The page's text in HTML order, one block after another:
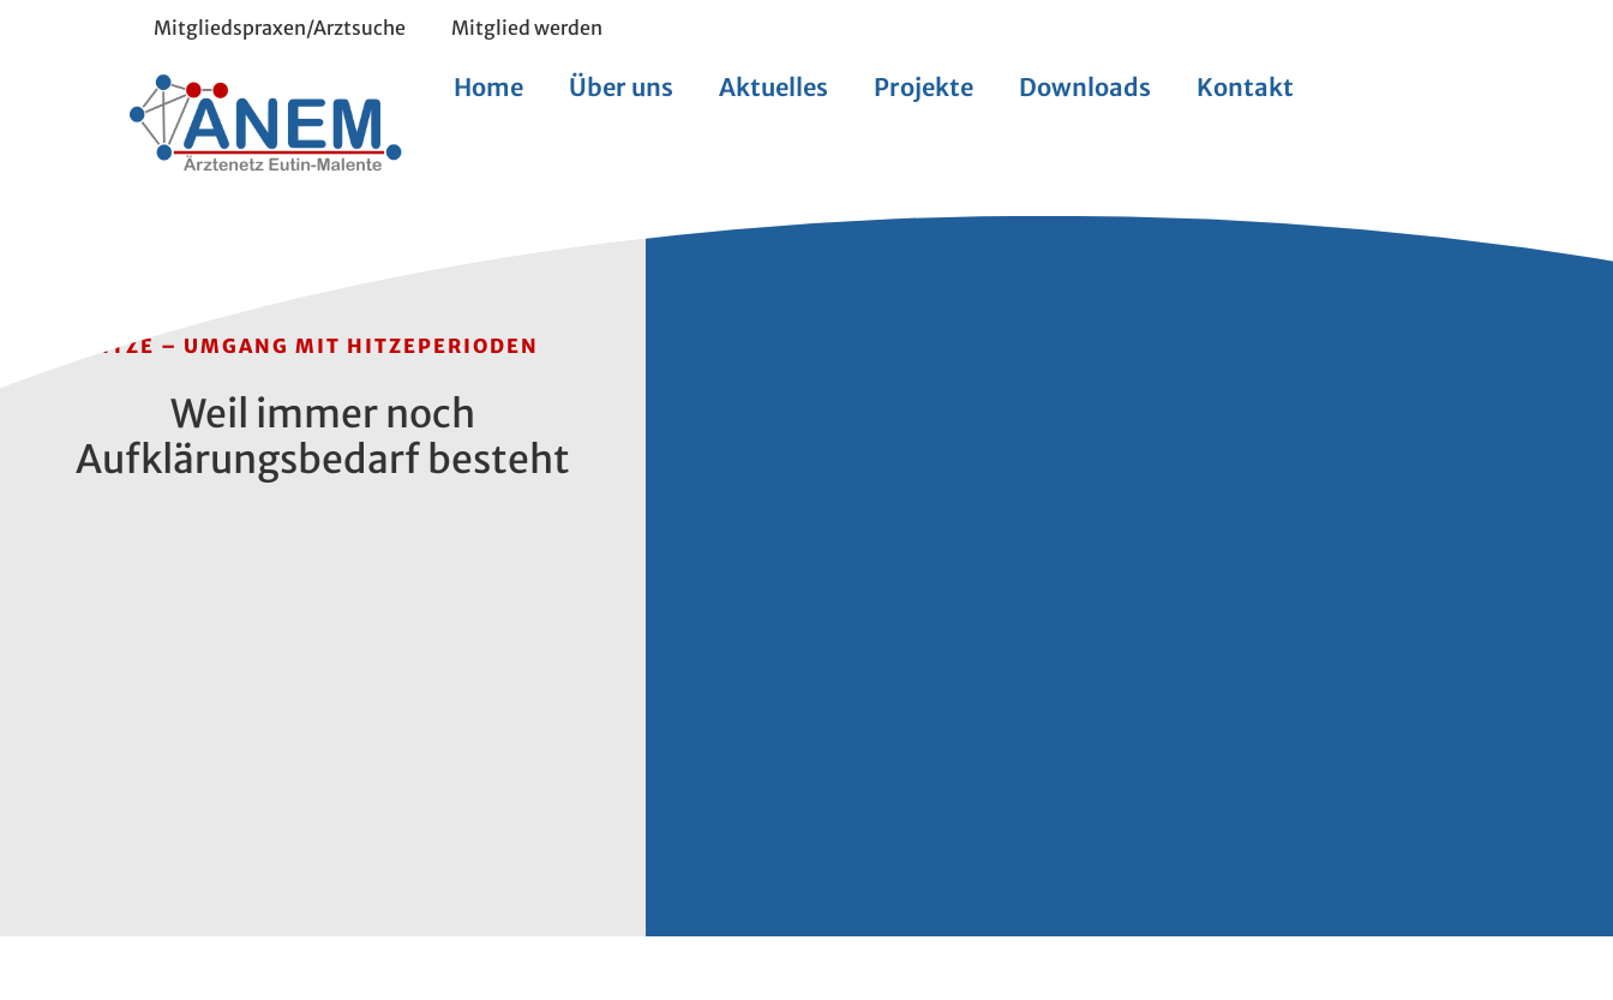
Mitgliedspraxen/Arztsuche Mitglied werden
Home Über uns Aktuelles Projekte Downloads Kontakt
HITZE – UMGANG MIT HITZEPERIODEN
Weil immer noch
Aufklärungsbedarf besteht